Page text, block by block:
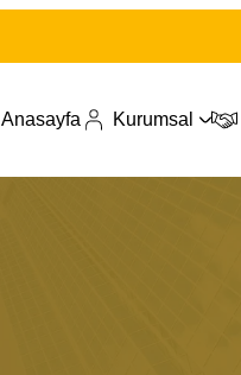
Anasayfa Kurumsal